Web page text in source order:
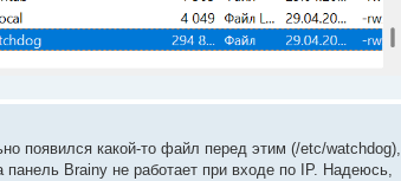
появился какой-то файл перед этим (/etc/watchdog),
Brainy не работает при входе по IP. Надеюсь,